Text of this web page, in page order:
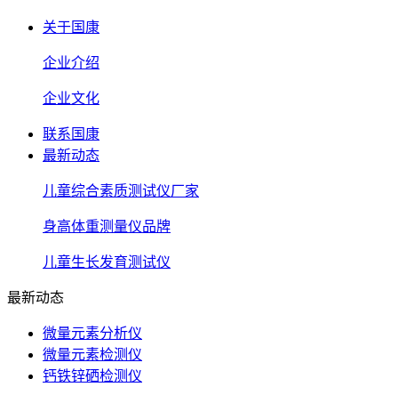
关于国康
企业介绍
企业文化
联系国康
最新动态
儿童综合素质测试仪厂家
身高体重测量仪品牌
儿童生长发育测试仪
最新动态
微量元素分析仪
微量元素检测仪
钙铁锌硒检测仪